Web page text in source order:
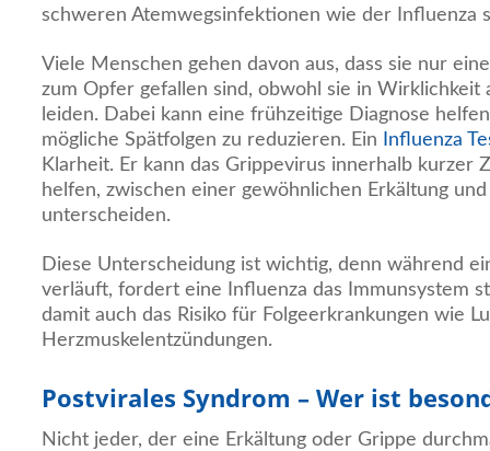
schweren Atemwegsinfektionen wie der Influenza
Viele Menschen gehen davon aus, dass sie nur
zum Opfer gefallen sind, obwohl sie in Wirklichkeit
leiden. Dabei kann eine frühzeitige Diagnose
mögliche Spätfolgen zu reduzieren. Ein
Influenza
Klarheit. Er kann das Grippevirus innerhalb kurzer
helfen, zwischen einer gewöhnlichen Erkältung
unterscheiden.
Diese Unterscheidung ist wichtig, denn während
verläuft, fordert eine Influenza das Immunsystem
damit auch das Risiko für Folgeerkrankungen wie
Herzmuskelentzündungen.
Postvirales Syndrom – Wer ist
Nicht jeder, der eine Erkältung oder Grippe